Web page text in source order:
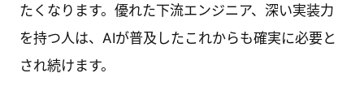
たくなります。優れた下流エンジニア、深い実装力
を持つ人は、AIが普及したこれからも確実に必要と
され続けます。